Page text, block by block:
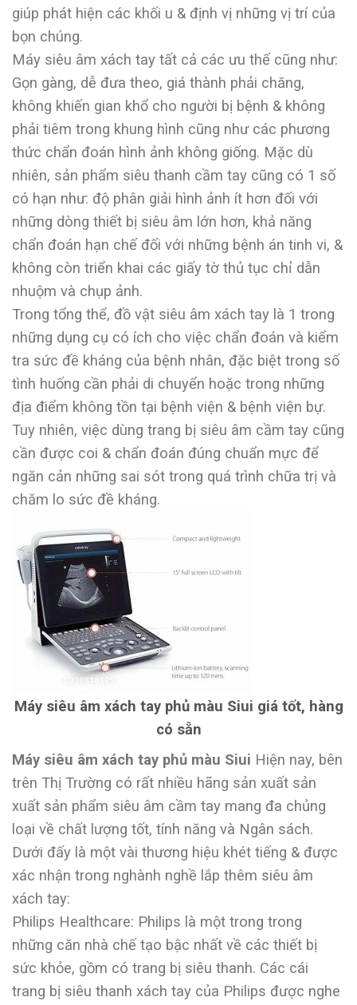
giúp phát hiện các khối u & định vị những vị trí của
bọn chúng.
Máy siêu âm xách tay tất cả các ưu thế cũng như:
Gọn gàng, dễ đưa theo, giá thành phải chăng,
không khiến gian khổ cho người bị bệnh & không
phải tiêm trong khung hình cũng như các phương
thức chẩn đoán hình ảnh không giống. Mặc dù
nhiên, sản phẩm siêu thanh cầm tay cũng có 1 số
có hạn như: độ phân giải hình ảnh ít hơn đối với
những dòng thiết bị siêu âm lớn hơn, khả năng
chẩn đoán hạn chế đối với những bệnh án tinh vi, &
không còn triển khai các giấy tờ thủ tục chỉ dẫn
nhuộm và chụp ảnh.
Trong tổng thể, đồ vật siêu âm xách tay là 1 trong
những dụng cụ có ích cho việc chẩn đoán và kiểm
tra sức đề kháng của bệnh nhân, đặc biệt trong số
tình huống cần phải di chuyển hoặc trong những
địa điểm không tồn tại bệnh viện & bệnh viện bự.
Tuy nhiên, việc dùng trang bị siêu âm cầm tay cũng
cần được coi & chẩn đoán đúng chuẩn mực để
ngăn cản những sai sót trong quá trình chữa trị và
chăm lo sức đề kháng.
Máy siêu âm xách tay phủ màu Siui giá tốt, hàng
có sẵn
Máy siêu âm xách tay phủ màu Siui Hiện nay, bên
trên Thị Trường có rất nhiều hãng sản xuất sản
xuất sản phẩm siêu âm cầm tay mang đa chủng
loại về chất lượng tốt, tính năng và Ngân sách.
Dưới đấy là một vài thương hiệu khét tiếng & được
xác nhận trong nghành nghề lắp thêm siêu âm
xách tay:
Philips Healthcare: Philips là một trong trong
những căn nhà chế tạo bậc nhất về các thiết bị
sức khỏe, gồm có trang bị siêu thanh. Các cái
trang bị siêu thanh xách tay của Philips được nghe